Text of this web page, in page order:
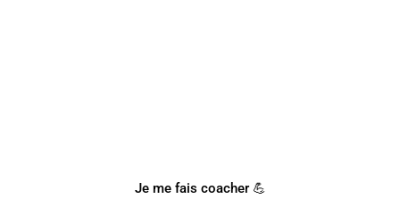
Je me fais coacher 💪